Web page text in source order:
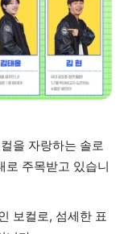
을 자랑하는 솔로
로 주목받고 있습니
보컬로, 섬세한 표